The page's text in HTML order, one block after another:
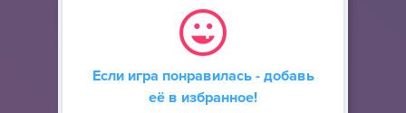
Если игра понравилась - добавь
её в избранное!